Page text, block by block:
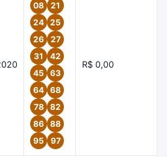
08
21
24
25
26
27
31
42
45
63
64
68
78
82
86
88
95
97
R$ 0,00